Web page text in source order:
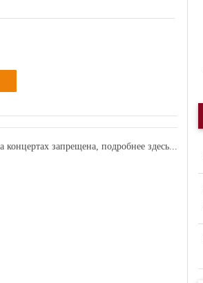
концертах запрещена,подробнее здесь...